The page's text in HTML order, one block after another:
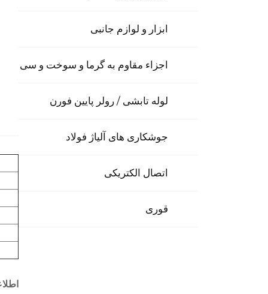
ابزار و لوازم جانبی
اجزاء مقاوم به گرما و سوخت و سی
لوله تابشی / رولر پایین فورن
جوشکاری های آلیاژ فولاد
اتصال الکتریکی
قوری